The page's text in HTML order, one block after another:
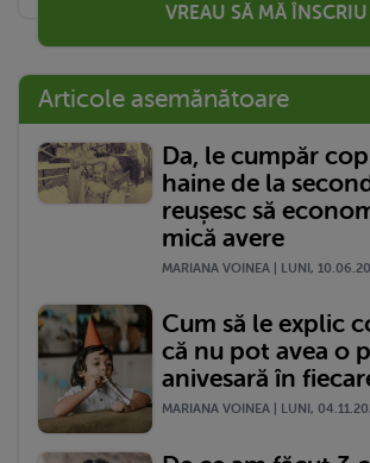
VREAU SĂ MĂ ÎNSCRIU
Articole asemănătoare
Da, le cumpăr
haine de la
reușesc să
mică avere
MARIANA VOINEA | LUNI,
Cum să le explic
că nu pot avea o
anivesară în
MARIANA VOINEA | LUNI,